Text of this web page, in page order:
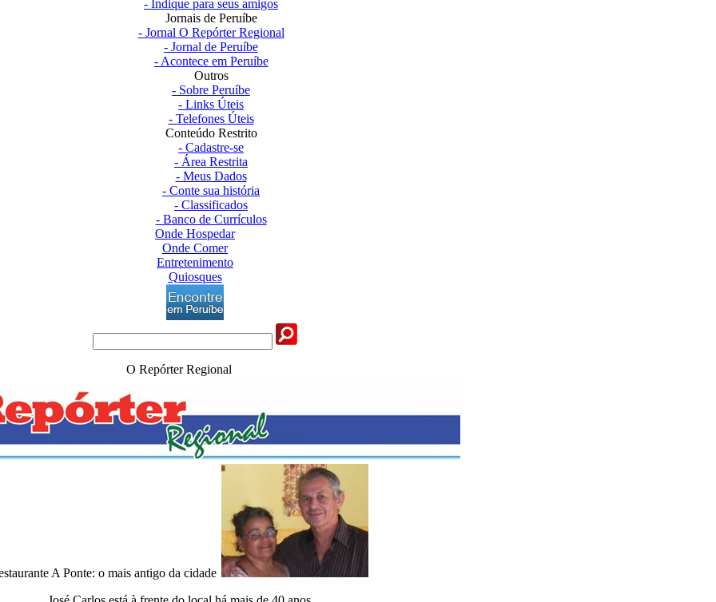
- Indique para seus amigos
Jornais de Peruíbe
- Jornal O Repórter Regional
- Jornal de Peruíbe
- Acontece em Peruíbe
Outros
- Sobre Peruíbe
- Links Úteis
- Telefones Úteis
Conteúdo Restrito
- Cadastre-se
- Área Restrita
- Meus Dados
- Conte sua história
- Classificados
- Banco de Currículos
Onde Hospedar
Onde Comer
Entretenimento
Quiosques
O Repórter Regional
A Ponte: o mais antigo da cidade